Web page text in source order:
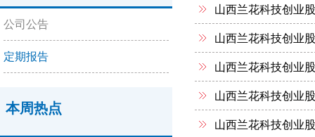
公司公告
定期报告
本周热点
山西兰花科技创业
山西兰花科技创业
山西兰花科技创业
山西兰花科技创业
山西兰花科技创业